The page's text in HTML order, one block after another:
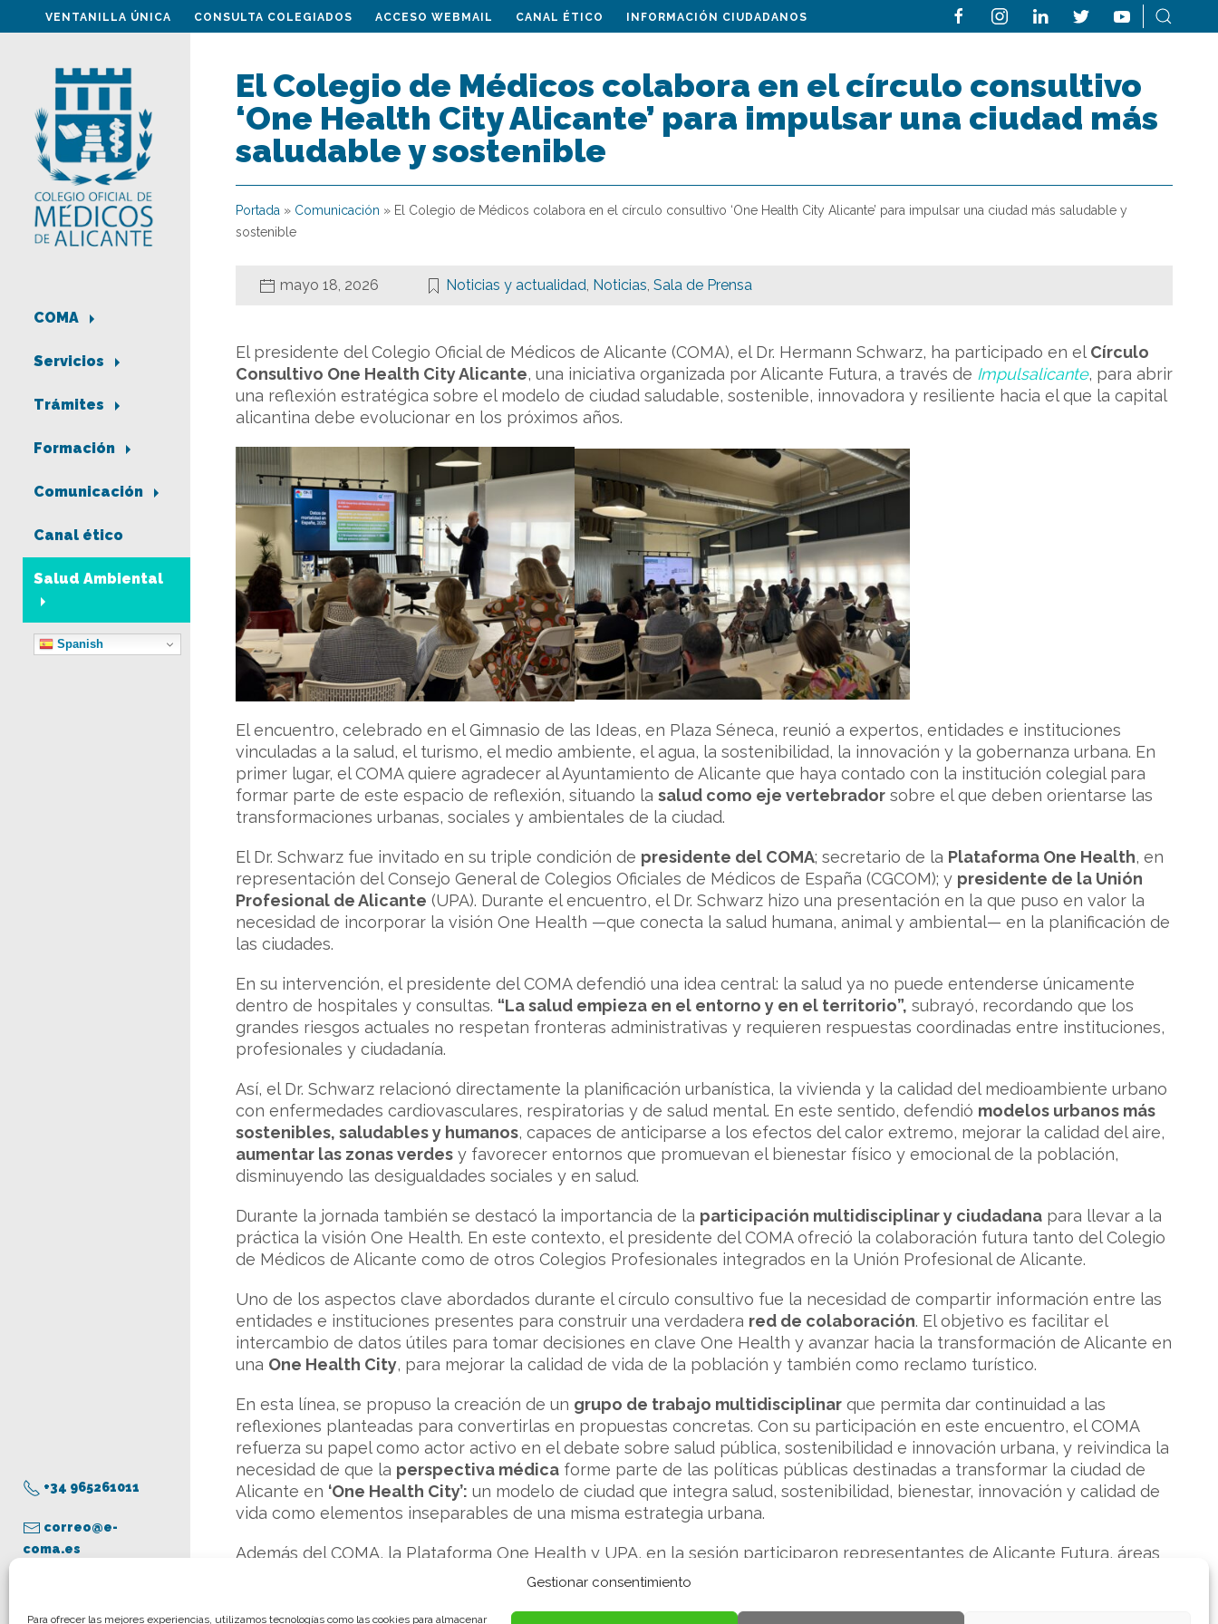
Gestionar consentimiento
Para ofrecer las mejores experiencias, utilizamos tecnologías como las cookies para almacenar
VENTANILLA ÚNICA CONSULTA COLEGIADOS ACCESO WEBMAIL CANAL ÉTICO INFORMACIÓN CIUDADANOS
COMA
Servicios
Trámites
Formación
Comunicación
Canal ético
Salud Ambiental
Spanish
+34 965261011
correo@e-
coma.es
Aviso legal
El Colegio de Médicos colabora en el círculo consultivo
‘One Health City Alicante’ para impulsar una ciudad más
saludable y sostenible
Portada » Comunicación » El Colegio de Médicos colabora en el círculo consultivo ‘One Health City Alicante’ para impulsar una ciudad más saludable y
sostenible
mayo 18, 2026 Noticias y actualidad, Noticias, Sala de Prensa
El presidente del Colegio Oficial de Médicos de Alicante (COMA), el Dr. Hermann Schwarz, ha participado en el Círculo
Consultivo One Health City Alicante, una iniciativa organizada por Alicante Futura, a través de Impulsalicante, para abrir
una reflexión estratégica sobre el modelo de ciudad saludable, sostenible, innovadora y resiliente hacia el que la capital
alicantina debe evolucionar en los próximos años.
El encuentro, celebrado en el Gimnasio de las Ideas, en Plaza Séneca, reunió a expertos, entidades e instituciones
vinculadas a la salud, el turismo, el medio ambiente, el agua, la sostenibilidad, la innovación y la gobernanza urbana. En
primer lugar, el COMA quiere agradecer al Ayuntamiento de Alicante que haya contado con la institución colegial para
formar parte de este espacio de reflexión, situando la salud como eje vertebrador sobre el que deben orientarse las
transformaciones urbanas, sociales y ambientales de la ciudad.
El Dr. Schwarz fue invitado en su triple condición de presidente del COMA; secretario de la Plataforma One Health, en
representación del Consejo General de Colegios Oficiales de Médicos de España (CGCOM); y presidente de la Unión
Profesional de Alicante (UPA). Durante el encuentro, el Dr. Schwarz hizo una presentación en la que puso en valor la
necesidad de incorporar la visión One Health —que conecta la salud humana, animal y ambiental— en la planificación de
las ciudades.
En su intervención, el presidente del COMA defendió una idea central: la salud ya no puede entenderse únicamente
dentro de hospitales y consultas. “La salud empieza en el entorno y en el territorio”, subrayó, recordando que los
grandes riesgos actuales no respetan fronteras administrativas y requieren respuestas coordinadas entre instituciones,
profesionales y ciudadanía.
Así, el Dr. Schwarz relacionó directamente la planificación urbanística, la vivienda y la calidad del medioambiente urbano
con enfermedades cardiovasculares, respiratorias y de salud mental. En este sentido, defendió modelos urbanos más
sostenibles, saludables y humanos, capaces de anticiparse a los efectos del calor extremo, mejorar la calidad del aire,
aumentar las zonas verdes y favorecer entornos que promuevan el bienestar físico y emocional de la población,
disminuyendo las desigualdades sociales y en salud.
Durante la jornada también se destacó la importancia de la participación multidisciplinar y ciudadana para llevar a la
práctica la visión One Health. En este contexto, el presidente del COMA ofreció la colaboración futura tanto del Colegio
de Médicos de Alicante como de otros Colegios Profesionales integrados en la Unión Profesional de Alicante.
Uno de los aspectos clave abordados durante el círculo consultivo fue la necesidad de compartir información entre las
entidades e instituciones presentes para construir una verdadera red de colaboración. El objetivo es facilitar el
intercambio de datos útiles para tomar decisiones en clave One Health y avanzar hacia la transformación de Alicante en
una One Health City, para mejorar la calidad de vida de la población y también como reclamo turístico.
En esta línea, se propuso la creación de un grupo de trabajo multidisciplinar que permita dar continuidad a las
reflexiones planteadas para convertirlas en propuestas concretas. Con su participación en este encuentro, el COMA
refuerza su papel como actor activo en el debate sobre salud pública, sostenibilidad e innovación urbana, y reivindica la
necesidad de que la perspectiva médica forme parte de las políticas públicas destinadas a transformar la ciudad de
Alicante en ‘One Health City’: un modelo de ciudad que integra salud, sostenibilidad, bienestar, innovación y calidad de
vida como elementos inseparables de una misma estrategia urbana.
Además del COMA, la Plataforma One Health y UPA, en la sesión participaron representantes de Alicante Futura, áreas
municipales relacionadas con medio ambiente, deportes, urbanismo, turismo e innovación, así como entidades y
Blanca e ISABIAL, entre otros.